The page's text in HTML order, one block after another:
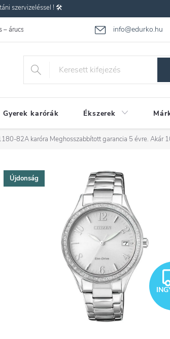
szervizeléssel ! 🛠️
info@edurko.hu
árucsere Gyakran ismételt
Gyerek karórák Ékszerek
82A karóra Meghosszabbított garancia 5 évre. Akár
Újdonság